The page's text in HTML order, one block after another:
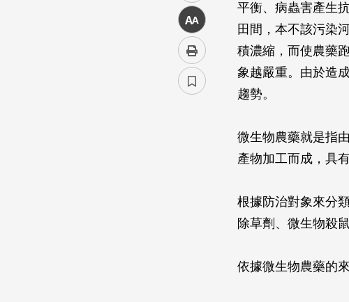
中
平衡、病蟲害產生
田間，本不該污染
積濃縮，而使農藥
象越嚴重。由於造
趨勢。
微生物農藥就是指
產物加工而成，具
根據防治對象來分
除草劑、微生物殺
依據微生物農藥的